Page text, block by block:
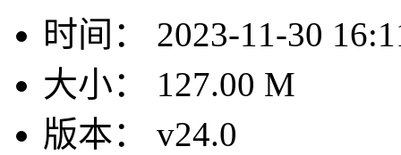
时间：
2023-11-30
大小：
127.00 M
版本：
v24.0